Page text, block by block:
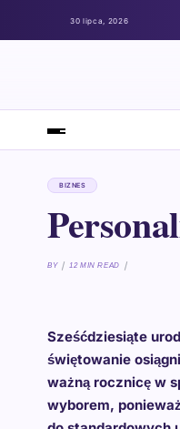
30 lipca, 2026
BIZNES
BY 12 MIN READ
Sześćdziesiąte
świętowanie
ważną rocznicę w
wyborem,